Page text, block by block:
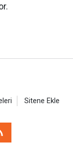
Sitene Ekle